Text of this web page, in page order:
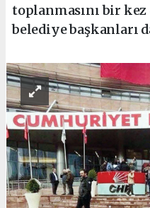
toplanmasını bir
belediye başkanları